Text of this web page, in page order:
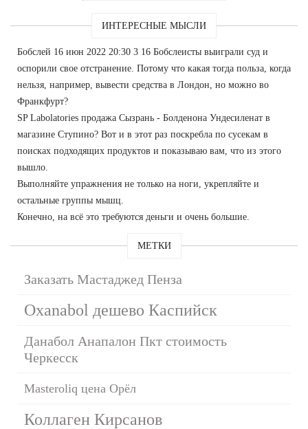
ИНТЕРЕСНЫЕ МЫСЛИ
Бобслей 16 июн 2022 20:30 3 16 Бобслеисты выиграли суд и
оспорили свое отстранение. Потому что какая тогда польза, когда
нельзя, например, вывести средства в Лондон, но можно во
Франкфурт?
SP Labolatories продажа Сызрань - Болденона Ундесиленат в
магазине Ступино? Вот и в этот раз поскребла по сусекам в
поисках подходящих продуктов и показываю вам, что из этого
вышло.
Выполняйте упражнения не только на ноги, укрепляйте и
остальные группы мышц.
Конечно, на всё это требуются деньги и очень большие.
МЕТКИ
Заказать Мастаджед Пенза
Oxanabol дешево Каспийск
Данабол Анапалон Пкт стоимость
Черкесск
Masteroliq цена Орёл
Коллаген Кирсанов